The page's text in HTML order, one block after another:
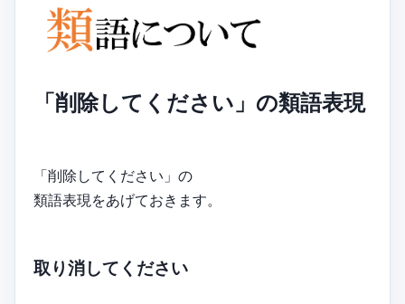
「削除してください」の類語表現
「削除してください」の
類語表現をあげておきます。
取り消してください